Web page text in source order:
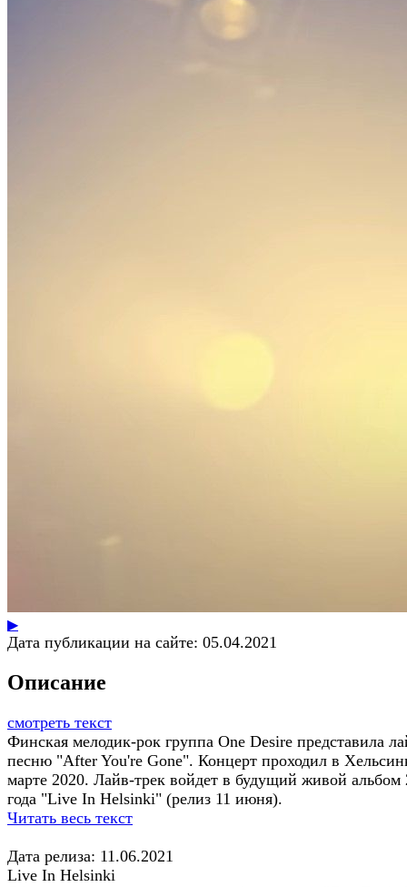
▶
Дата публикации на сайте: 05.04.2021
Описание
смотреть текст
Финская мелодик-рок группа One Desire представила
песню "After You're Gone". Концерт проходил в
марте 2020. Лайв-трек войдет в будущий живой альбом
года "Live In Helsinki" (релиз 11 июня).
Читать весь текст
Дата релиза: 11.06.2021
Live In Helsinki